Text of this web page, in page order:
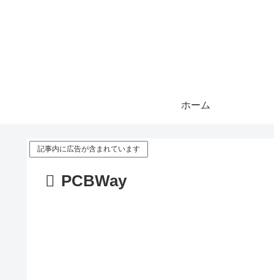
ホーム
記事内に広告が含まれています
PCBWay